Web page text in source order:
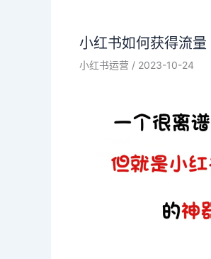
小红书如何获得流
小红书运营 / 2023-10-24